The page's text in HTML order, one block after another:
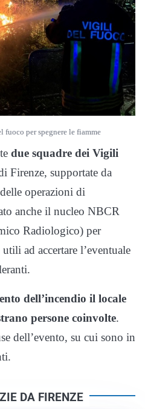
per spegnere le fiamme
due squadre dei Vigili
Firenze, supportate da
operazioni di
anche il nucleo NBCR
Radiologico) per
ad accertare l’eventuale
dell’incendio il locale
persone coinvolte.
dell’evento, su cui sono in
DA FIRENZE